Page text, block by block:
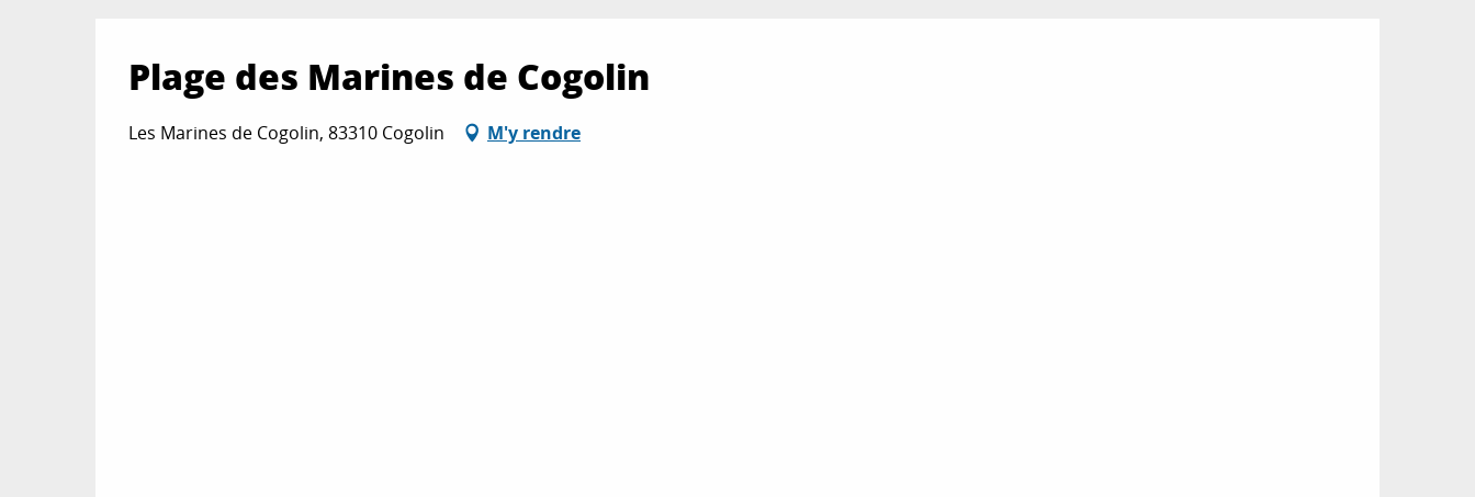
Plage des Marines de Cogolin
Les Marines de Cogolin, 83310 Cogolin M'y rendre